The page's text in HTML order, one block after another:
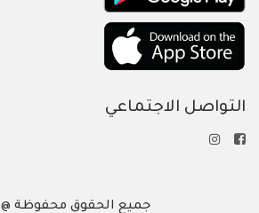
التواصل الاجتماعي
جميع الحقوق محفوظة @ 2026